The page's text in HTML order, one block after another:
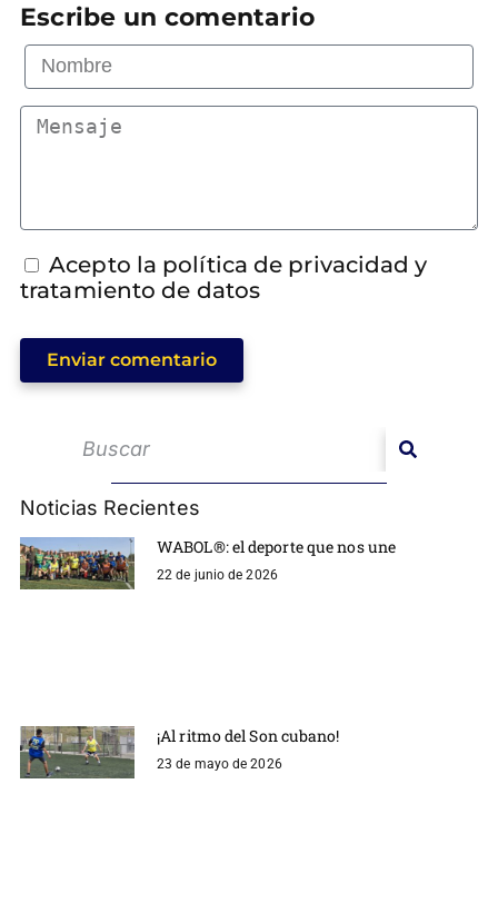
Escribe un comentario
Acepto la política de privacidad y
tratamiento de datos
Enviar comentario
Noticias Recientes
WABOL®: el deporte que nos une
22 de junio de 2026
¡Al ritmo del Son cubano!
23 de mayo de 2026